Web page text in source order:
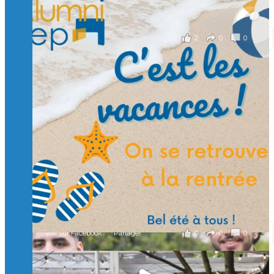
Charger plus Suivre sur Instagram
il y a 2 mois
2 0 0
Voir sur Facebook · Partager
🙏 Soutenez l’Isep via la taxe d’apprentissage 2026
et contribuons ensemble à former les générations
d’ingénieurs de demain. 🙏
Merci à tous !
🎯 Taxe d’apprentissage 2026 : avec l'Isep, investissez pour
un numérique au service de l'humain !
À l’Isep, nous formons des ingénieurs, des bachelors, des
Mastères Spécialisés, qui allient excellence technologique et
valeurs humaines, au cœur de notre pro
...Voir plus
il y a 2 mois
0 0 0
Voir sur Facebook · Partager